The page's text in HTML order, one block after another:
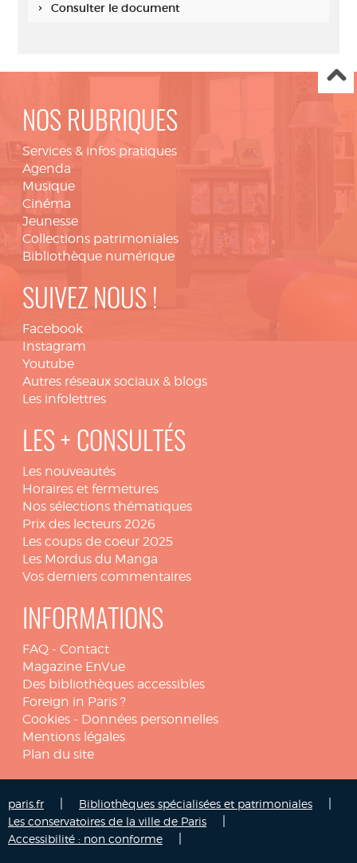
Consulter le document
NOS RUBRIQUES
Services & infos pratiques
Agenda
Musique
Cinéma
Jeunesse
Collections patrimoniales
Bibliothèque numérique
SUIVEZ NOUS !
Facebook
Instagram
Youtube
Autres réseaux sociaux & blogs
Les infolettres
LES + CONSULTÉS
Les nouveautés
Horaires et fermetures
Nos sélections thématiques
Prix des lecteurs 2026
Les coups de coeur 2025
Les Mordus du Manga
Vos derniers commentaires
INFORMATIONS
FAQ - Contact
Magazine EnVue
Des bibliothèques accessibles
Foreign in Paris ?
Cookies - Données personnelles
Mentions légales
Plan du site
paris.fr Bibliothèques spécialisées et patrimoniales
Les conservatoires de la ville de Paris
Accessibilité : non conforme